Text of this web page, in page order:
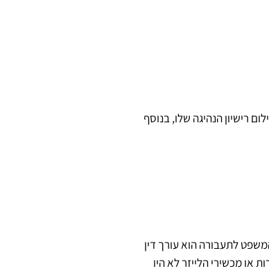
רישיון הנהיגה שלו, בנוסף
לתעבורה הוא עורך דין
או מכשירי הלייזר לא היו